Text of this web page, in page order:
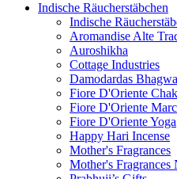
Indische Räucherstäbchen
Indische
Aromandise Alte
Auroshikha
Cottage Industries
Damodardas
Fiore D'Oriente
Fiore D'Oriente
Fiore D'Oriente Yoga
Happy Hari Incense
Mother's Fragrances
Mother's Fragrances